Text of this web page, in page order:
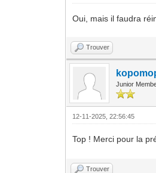
Oui, mais il faudra
Trouver
Junior
12-11-2025, 22:56:45
Top ! Merci pour la
Trouver